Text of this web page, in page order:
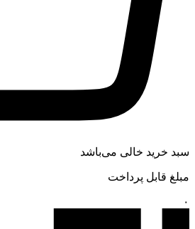
سبد خرید خالی می‌باشد
مبلغ قابل پرداخت
۰